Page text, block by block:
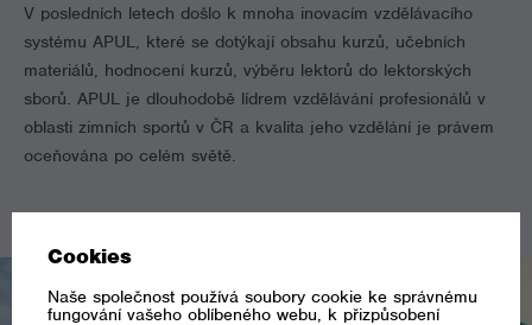
V posledních letech došlo k mnoha inovacím vzdělávacího
systému APUL, které se dotýkají obsahu kurzů, učebních
materiálů, hodnocení kurzů, výběru lektorů do lektorských
sborů. APUL je dlouhodobě lídrem vzdělávání profesionálů v
oblasti zimních sportů v ČR a kvalita jeho vzdělání je právem
oceňována po celém světě.